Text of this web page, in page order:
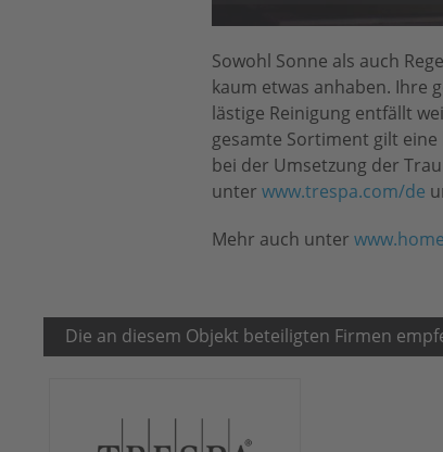
Sowohl Sonne als auch
kaum etwas anhaben. Ihre
lästige Reinigung entfällt
gesamte Sortiment gilt
bei der Umsetzung der
unter www.trespa.com/de
Mehr auch unter
Die an diesem Objekt beteiligten Firmen